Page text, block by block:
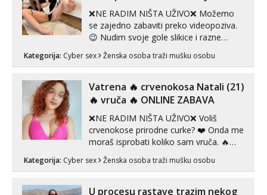
❌NE RADIM NIŠTA UŽIVO❌ Možemo
se zajedno zabaviti preko videopoziva.
😉 Nudim svoje gole slikice i razne
videouradke. 🤩 Za online zabavu pošalji
poruku na Whatsapp, Telegram ili Viber.
autentičnosti možeš me vidjeti na
videopozivu. 😉 S vama sam vec 5 ...
Kategorija: Cyber sex Ženska osoba traži mušku osobu
Vatrena ‎️‍🔥 crvenokosa Natali (21)
‎️‍🔥 vruča‎ ️‍🔥 ONLINE ZABAVA
❌NE RADIM NIŠTA UŽIVO❌ Voliš
crvenokose prirodne curke? ❤️ Onda me
moraš isprobati koliko sam vruča.‎ ️‍🔥
MLADA vražica koja ima 100%
prorodne grudi, 💦 Misli su mi uvijek
U mojoj raznolikoj ponudi možeš
Kategorija: Cyber sex Ženska osoba traži mušku osobu
U procesu rastave trazim nekog